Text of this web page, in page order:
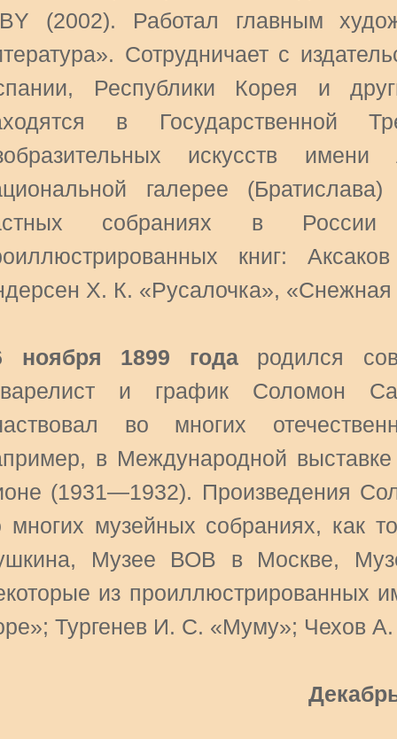
(2002). Работал главным
Сотрудничает с
Республики Корея и
в Государственной
искусств
галерее
собраниях в
книг:
Х. К. «Русалочка», «Снежная
ноября 1899 годародился
и график Соломон
во многих
в Международной
(1931—1932). Произведения
многих музейных собраниях,
Музее ВОВ в Москве,
из проиллюстрированных
Тургенев И. С. «Муму»; Чехов